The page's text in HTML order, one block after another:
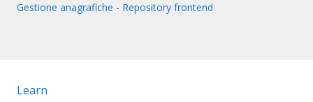
Categorie articolo:
Learn
Gestione anagrafiche - Repository frontend